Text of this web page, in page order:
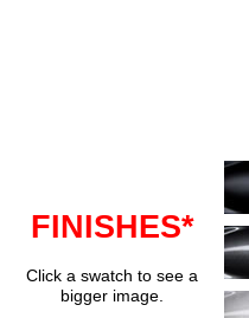
FINISHES*
Click a swatch to see a
bigger image.